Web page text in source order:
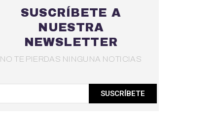
SUSCRÍBETE A
NUESTRA
NEWSLETTER
NO TE PIERDAS NINGUNA NOTICIAS
SUSCRÍBETE